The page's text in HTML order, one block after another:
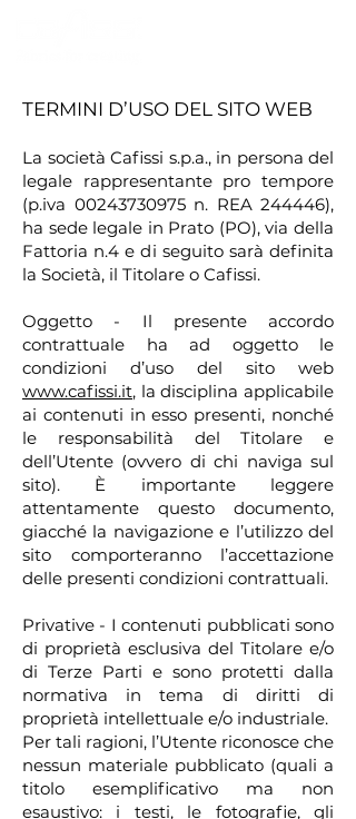
TERMINI D’USO DEL SITO WEB
La società Cafissi s.p.a., in persona del
legale rappresentante pro tempore
(p.iva 00243730975n. REA 244446),
ha sede legale in Prato (PO), via della
Fattoria n.4 e di seguito sarà definita
la Società, il Titolare o Cafissi.
Oggetto - Il presente accordo
contrattuale ha ad oggetto le
condizioni d’uso del sito web
www.cafissi.it, la disciplina applicabile
ai contenuti in esso presenti, nonché
le responsabilità del Titolare e
dell’Utente (ovvero di chi naviga sul
sito). È importante leggere
attentamente questo documento,
giacché la navigazione e l’utilizzo del
sito comporteranno l’accettazione
delle presenti condizioni contrattuali.
Privative - I contenuti pubblicati sono
di proprietà esclusiva del Titolare e/o
di Terze Parti e sono protetti dalla
normativa in tema di diritti di
proprietà intellettuale e/o industriale.
Per tali ragioni, l’Utente riconosce che
nessun materiale pubblicato (quali a
titolo esemplificativo ma non
esaustivo: i testi, le fotografie, gli